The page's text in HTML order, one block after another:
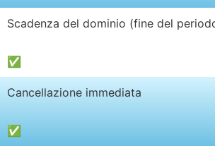
Scadenza del dominio (fine del
✅
Cancellazione immediata
✅